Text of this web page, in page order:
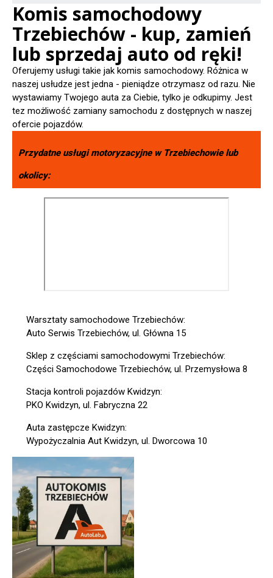
Komis samochodowy
Trzebiechów - kup, zamień
lub sprzedaj auto od ręki!
Oferujemy usługi takie jak komis samochodowy. Różnica w
naszej usłudze jest jedna - pieniądze otrzymasz od razu. Nie
wystawiamy Twojego auta za Ciebie, tylko je odkupimy. Jest
tez możliwość zamiany samochodu z dostępnych w naszej
ofercie pojazdów.
Przydatne usługi motoryzacyjne w Trzebiechowielub
okolicy:
Warsztaty samochodowe Trzebiechów:
Auto Serwis Trzebiechów, ul. Główna 15
Sklep z częściami samochodowymi Trzebiechów:
Części Samochodowe Trzebiechów, ul. Przemysłowa 8
Stacja kontroli pojazdów Kwidzyn:
PKO Kwidzyn, ul. Fabryczna 22
Auta zastępcze Kwidzyn:
Wypożyczalnia Aut Kwidzyn, ul. Dworcowa 10